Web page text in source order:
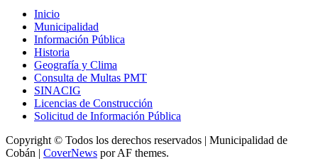
Inicio
Municipalidad
Información Pública
Historia
Geografía y Clima
Consulta de Multas PMT
SINACIG
Licencias de Construcción
Solicitud de Información Pública
Copyright © Todos los derechos reservados | Municipalidad de
Cobán | CoverNews por AF themes.